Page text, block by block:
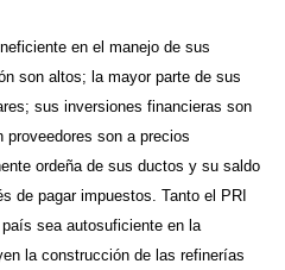
en el manejo de sus
son altos; la mayor parte de sus
sus inversiones financieras son
son a precios
ordeña de sus ductos y su saldo
de pagar impuestos. Tanto el PRI
sea autosuficiente en la
la construcción de las refinerías